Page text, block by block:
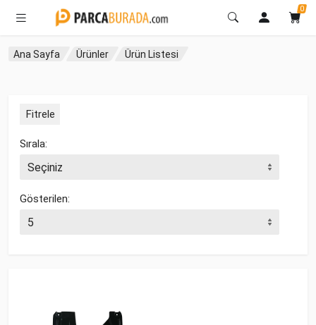
0
Ana Sayfa Ürünler Ürün Listesi
Fitrele
Sırala:
Gösterilen: